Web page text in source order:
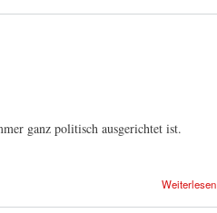
ganz politisch ausgerichtet ist.
Weiterlesen